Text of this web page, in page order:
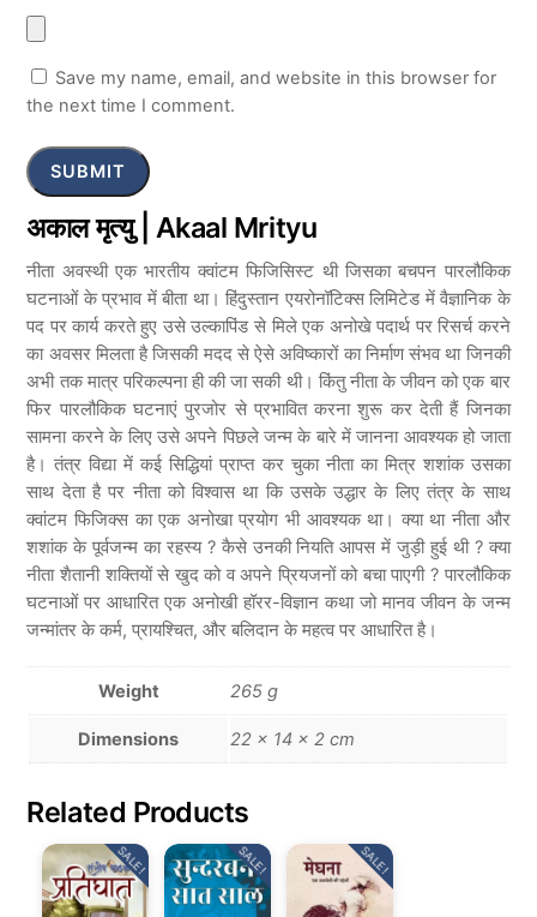
Save my name, email, and website in this browser for
the next time I comment.
अकाल मृत्यु | Akaal Mrityu
नीता अवस्थी एक भारतीय क्वांटम फिजिसिस्ट थी जिसका बचपन पारलौकिक
घटनाओं के प्रभाव में बीता था। हिंदुस्तान एयरोनॉटिक्स लिमिटेड में वैज्ञानिक के
पद पर कार्य करते हुए उसे उल्कापिंड से मिले एक अनोखे पदार्थ पर रिसर्च करने
का अवसर मिलता है जिसकी मदद से ऐसे अविष्कारों का निर्माण संभव था जिनकी
अभी तक मात्र परिकल्पना ही की जा सकी थी। किंतु नीता के जीवन को एक बार
फिर पारलौकिक घटनाएं पुरजोर से प्रभावित करना शुरू कर देती हैं जिनका
सामना करने के लिए उसे अपने पिछले जन्म के बारे में जानना आवश्यक हो जाता
है। तंत्र विद्या में कई सिद्धियां प्राप्त कर चुका नीता का मित्र शशांक उसका
साथ देता है पर नीता को विश्वास था कि उसके उद्धार के लिए तंत्र के साथ
क्वांटम फिजिक्स का एक अनोखा प्रयोग भी आवश्यक था। क्या था नीता और
शशांक के पूर्वजन्म का रहस्य ? कैसे उनकी नियति आपस में जुड़ी हुई थी ? क्या
नीता शैतानी शक्तियों से खुद को व अपने प्रियजनों को बचा पाएगी ? पारलौकिक
घटनाओं पर आधारित एक अनोखी हॉरर-विज्ञान कथा जो मानव जीवन के जन्म
जन्मांतर के कर्म, प्रायश्चित, और बलिदान के महत्व पर आधारित है।
Weight 265 g
Dimensions 22 × 14 × 2 cm
Related Products
SALE! SALE! SALE!